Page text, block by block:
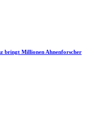
bringt Millionen Ahnenforscher